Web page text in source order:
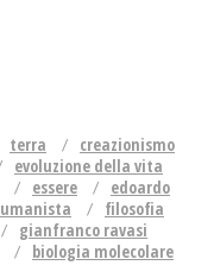
terra
creazionismo
evoluzione della vita
essere
edoardo
umanista
filosofia
gianfranco ravasi
biologia molecolare